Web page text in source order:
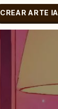
CREAR ARTE IA